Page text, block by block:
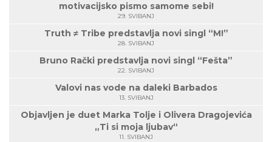
motivacijsko pismo samome sebi!
29. SVIBANJ
Truth ≠ Tribe predstavlja novi singl “M!”
28. SVIBANJ
Bruno Rački predstavlja novi singl “Fešta”
22. SVIBANJ
Valovi nas vode na daleki Barbados
13. SVIBANJ
Objavljen je duet Marka Tolje i Olivera Dragojevića
„Ti si moja ljubav“
11. SVIBANJ